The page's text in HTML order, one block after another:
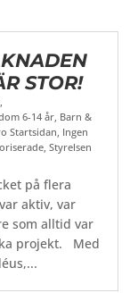
STOR!
6-14 år Barn &
Startsidan Ingen
,Styrelsen
på flera
aktiv, var
som alltid var
projekt. Med